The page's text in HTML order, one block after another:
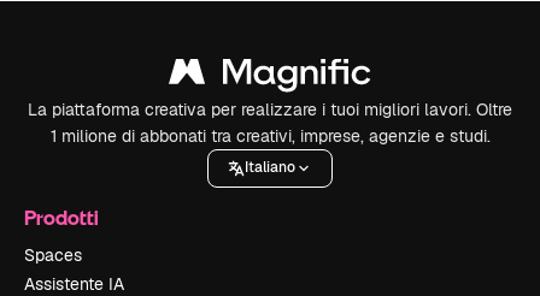
La piattaforma creativa per realizzare i tuoi migliori lavori. Oltre
1 milione di abbonati tra creativi, imprese, agenzie e studi.
Italiano
Prodotti
Spaces
Assistente IA